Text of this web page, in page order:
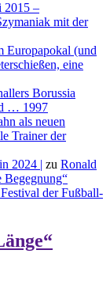
2015 –
mit der
Europapokal (und
eine
Borussia
… 1997
als neuen
Trainer der
2024 | zu Ronald
der Fußball-